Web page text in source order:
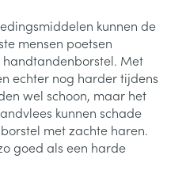
kunnen de
mensen poetsen
Met
echter nog harder tijdens
wel schoon, maar het
kunnen schade
met zachte haren.
goed als een harde